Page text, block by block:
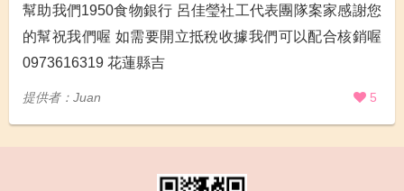
幫助我們1950食物銀行 呂佳瑩社工代表團隊案家感謝您
的幫祝我們喔 如需要開立抵稅收據我們可以配合核銷喔
0973616319 花蓮縣吉
提供者：Juan 5